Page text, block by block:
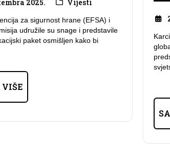
2025. Vijesti
za sigurnost hrane (EFSA) i
udružile su snage i predstavile
paket osmišljen kako bi